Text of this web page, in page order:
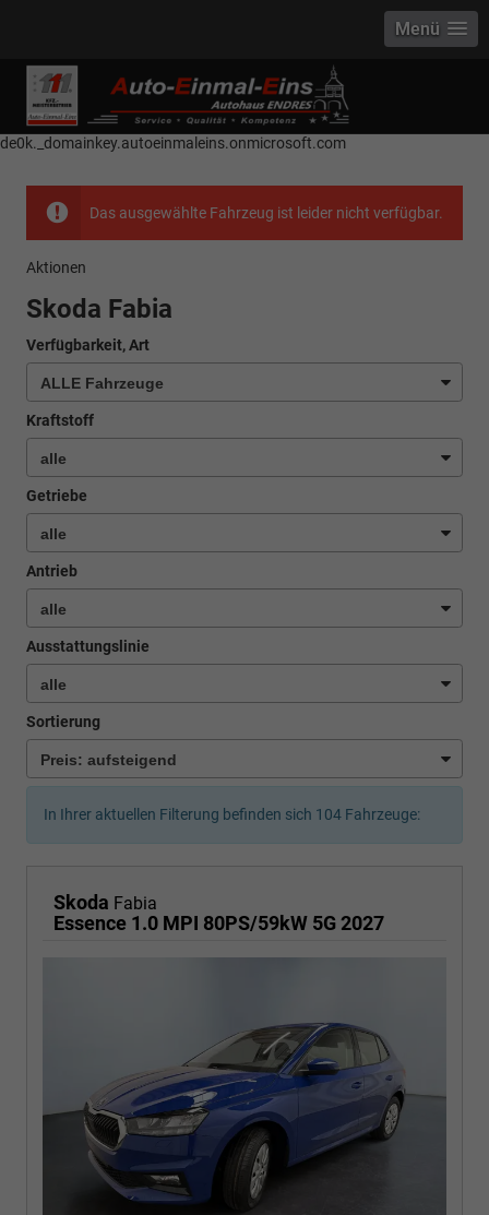
------------ Host Name : selector1._domainkey Points to address or value:
selector1-aee-de0k._domainkey.autoeinmaleins.onmicrosoft.com Host
Name : selector2._domainkey Points to address or value: selector2-aee-
de0k._domainkey.autoeinmaleins.onmicrosoft.com
Menü
Das ausgewählte Fahrzeug ist leider nicht verfügbar.
Aktionen
Skoda Fabia
Verfügbarkeit, Art
Kraftstoff
Getriebe
Antrieb
Ausstattungslinie
Sortierung
In Ihrer aktuellen Filterung befinden sich 104 Fahrzeuge:
Skoda Fabia
Essence 1.0 MPI 80PS/59kW 5G 2027